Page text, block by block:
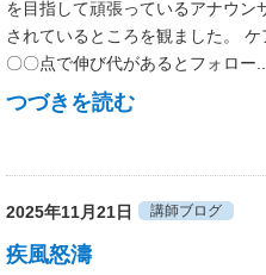
を目指して頑張っているアナウン
されているところを観ました。
〇〇点で伸び代があるとフォロー...
つづきを読む
2025年11月21日 講師ブログ
疾風怒濤